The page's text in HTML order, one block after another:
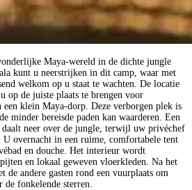
Maya-wereld in de dichte jungle
kunt u neerstrijken in dit camp, waar met
welkom op u staat te wachten. De locatie
op de juiste plaats te brengen voor
klein Maya-dorp. Deze verborgen plek is
minder bereisde paden kan waarderen. Een
daalt neer over de jungle, terwijl uw privéchef
overnacht in een ruime, comfortabele tent
en douche. Het interieur wordt
en lokaal geweven vloerkleden. Na het
de andere gasten rond een vuurplaats om
fonkelende sterren.